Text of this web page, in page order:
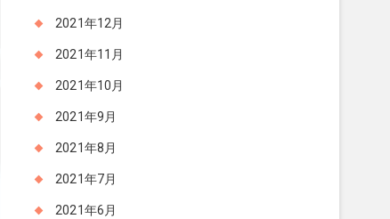
2021年12月
2021年11月
2021年10月
2021年9月
2021年8月
2021年7月
2021年6月